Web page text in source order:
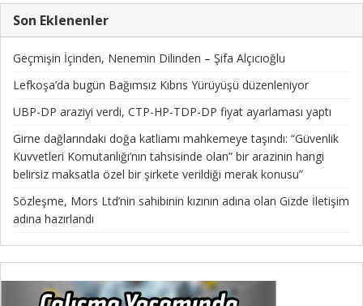
Son Eklenenler
Geçmişin İçinden, Nenemin Dilinden – Şifa Alçıcıoğlu
Lefkoşa’da bugün Bağımsız Kıbrıs Yürüyüşü düzenleniyor
UBP-DP araziyi verdi, CTP-HP-TDP-DP fiyat ayarlaması yaptı
Girne dağlarındaki doğa katliamı mahkemeye taşındı: “Güvenlik
Kuvvetleri Komutanlığı’nın tahsisinde olan” bir arazinin hangi
belirsiz maksatla özel bir şirkete verildiği merak konusu”
Sözleşme, Mors Ltd’nin sahibinin kızının adına olan Gizde İletişim
adına hazırlandı